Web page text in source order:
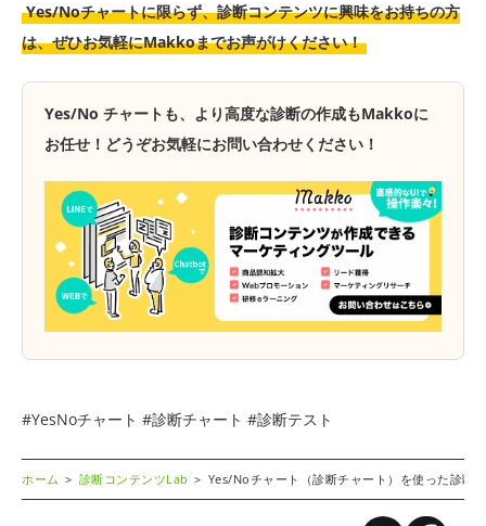
Yes/Noチャートに限らず、診断コンテンツに興味をお持ちの方
は、ぜひお気軽にMakkoまでお声がけください！
Yes/No チャートも、より高度な診断の作成もMakkoに
お任せ！どうぞお気軽にお問い合わせください！
#YesNoチャート #診断チャート #診断テスト
ホーム 診断コンテンツLab Yes/Noチャート（診断チャート）を使った診断